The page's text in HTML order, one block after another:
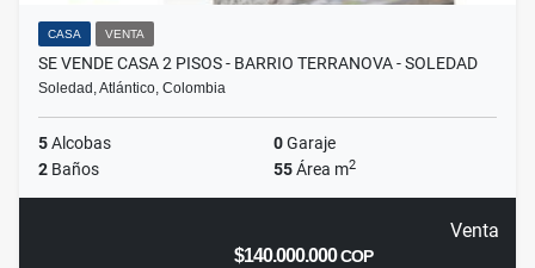
CASA VENTA
SE VENDE CASA 2 PISOS - BARRIO TERRANOVA - SOLEDAD
Soledad, Atlántico, Colombia
5Alcobas 0Garaje
2 Baños 55Área m2
Venta
$140.000.000COP